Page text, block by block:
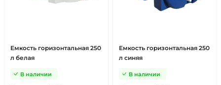
Емкость горизонтальная 250
л белая
В наличии
Емкость горизонтальная 250
л синяя
В наличии